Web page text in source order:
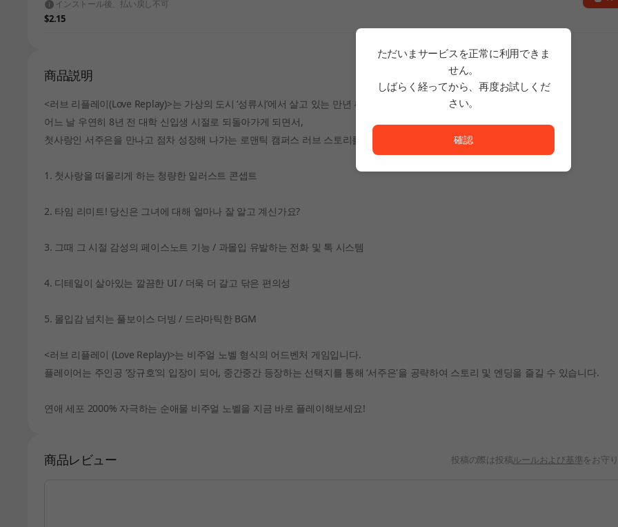
インストール後、払い戻し不可
$2.15
商品説明
<러브 리플레이(Love Replay)>는 가상의 도시 ‘성류시’에서 살고 있는 만년 취준생 주인공이
어느 날 우연히 8년 전 대학 신입생 시절로 되돌아가게 되면서,
첫사랑인 서주은을 만나고 점차 성장해 나가는 로맨틱 캠퍼스 러브 스토리를 담고 있습니다.
1. 첫사랑을 떠올리게 하는 청량한 일러스트 콘셉트
2. 타임 리미트! 당신은 그녀에 대해 얼마나 잘 알고 계신가요?
3. 그때 그 시절 감성의 페이스노트 기능 / 과몰입 유발하는 전화 및 톡 시스템
4. 디테일이 살아있는 깔끔한 UI / 더욱 더 갈고 닦은 편의성
5. 몰입감 넘치는 풀보이스 더빙 / 드라마틱한 BGM
<러브 리플레이 (Love Replay)>는 비주얼 노벨 형식의 어드벤처 게임입니다.
플레이어는 주인공 ‘장규호’의 입장이 되어, 중간중간 등장하는 선택지를 통해 ‘서주은'을 공략하여 스토리 및 엔딩을 즐길 수 있습니다.
연애 세포 2000% 자극하는 순애물 비주얼 노벨을 지금 바로 플레이해보세요!
商品レビュー 投稿の際は投稿ルールおよび基準をお守
ただいまサービスを正常に利用できま
せん。
しばらく経ってから、再度お試しくだ
さい。
ただいまサービスを正常に利用できません。<br/>し
確認